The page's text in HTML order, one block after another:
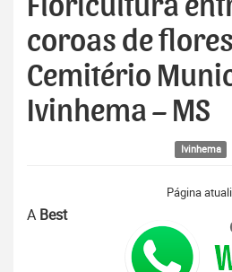
Floricultura
coroas de
Cemitério
Ivinhema – MS
Ivinhema
Página
A Best